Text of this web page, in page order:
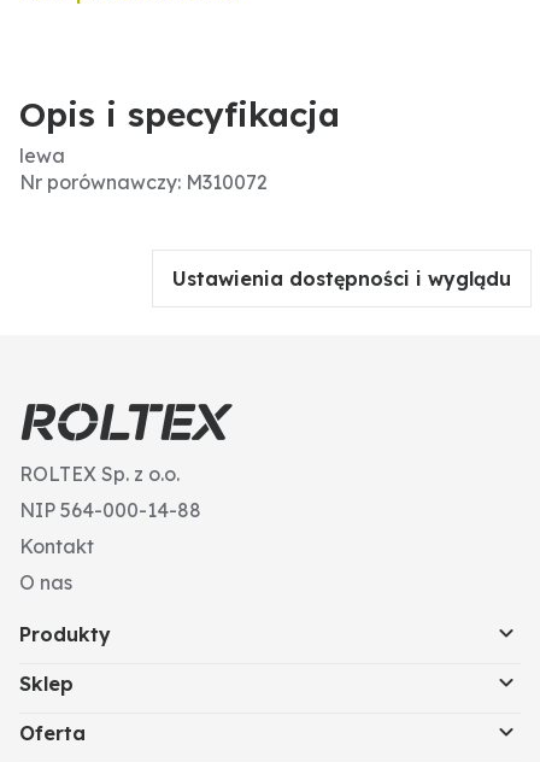
Opis i specyfikacja
lewa
Nr porównawczy: M310072
Ustawienia dostępności i wyglądu
ROLTEX Sp. z o.o.
NIP 564-000-14-88
Kontakt
O nas
Produkty
Sklep
Oferta